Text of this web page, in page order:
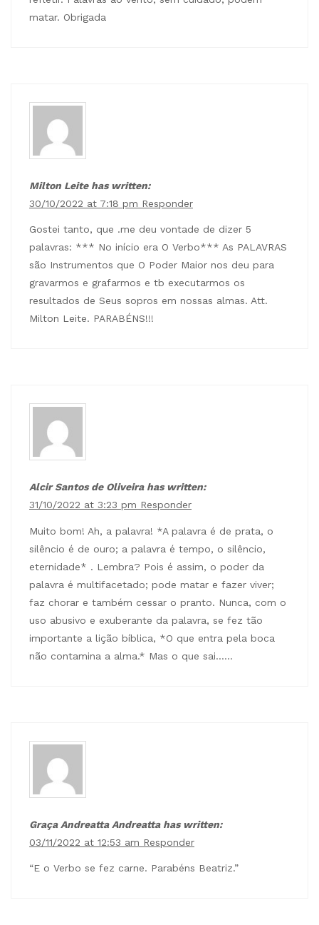
matar. Obrigada
Milton Leite has written:
30/10/2022 at 7:18 pm Responder
Gostei tanto, que .me deu vontade de dizer 5
palavras: *** No início era O Verbo*** As PALAVRAS
são Instrumentos que O Poder Maior nos deu para
gravarmos e grafarmos e tb executarmos os
resultados de Seus sopros em nossas almas. Att.
Milton Leite. PARABÉNS!!!
Alcir Santos de Oliveira has written:
31/10/2022 at 3:23 pm Responder
Muito bom! Ah, a palavra! *A palavra é de prata, o
silêncio é de ouro; a palavra é tempo, o silêncio,
eternidade* . Lembra? Pois é assim, o poder da
palavra é multifacetado; pode matar e fazer viver;
faz chorar e também cessar o pranto. Nunca, com o
uso abusivo e exuberante da palavra, se fez tão
importante a lição bíblica, *O que entra pela boca
não contamina a alma.* Mas o que sai……
Graça Andreatta Andreatta has written:
03/11/2022 at 12:53 am Responder
“E o Verbo se fez carne. Parabéns Beatriz.”